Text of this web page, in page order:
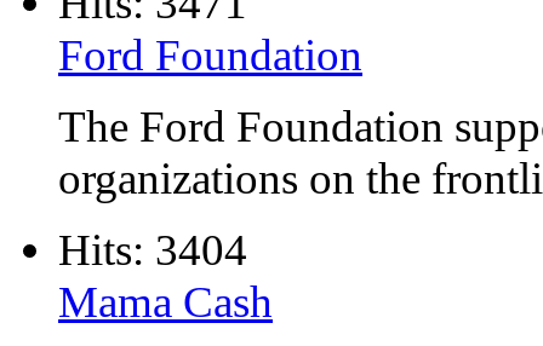
Ford Foundation
The Ford Foundation
organizations on the
Hits: 3404
Mama Cash